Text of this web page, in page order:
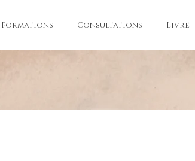
Formations Consultations Livre